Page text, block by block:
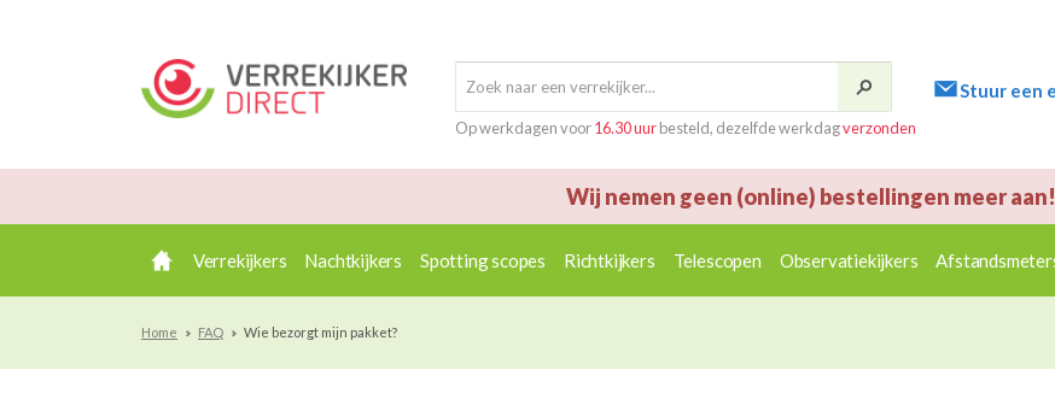
Op werkdagen voor16.30 uurbesteld, dezelfde werkdagverzonden
Stuur een
Wij nemen geen (online) bestellingen meer aan!
Verrekijkers Nachtkijkers Spotting scopes Richtkijkers Telescopen Observatiekijkers
Home FAQ Wie bezorgt mijn pakket?